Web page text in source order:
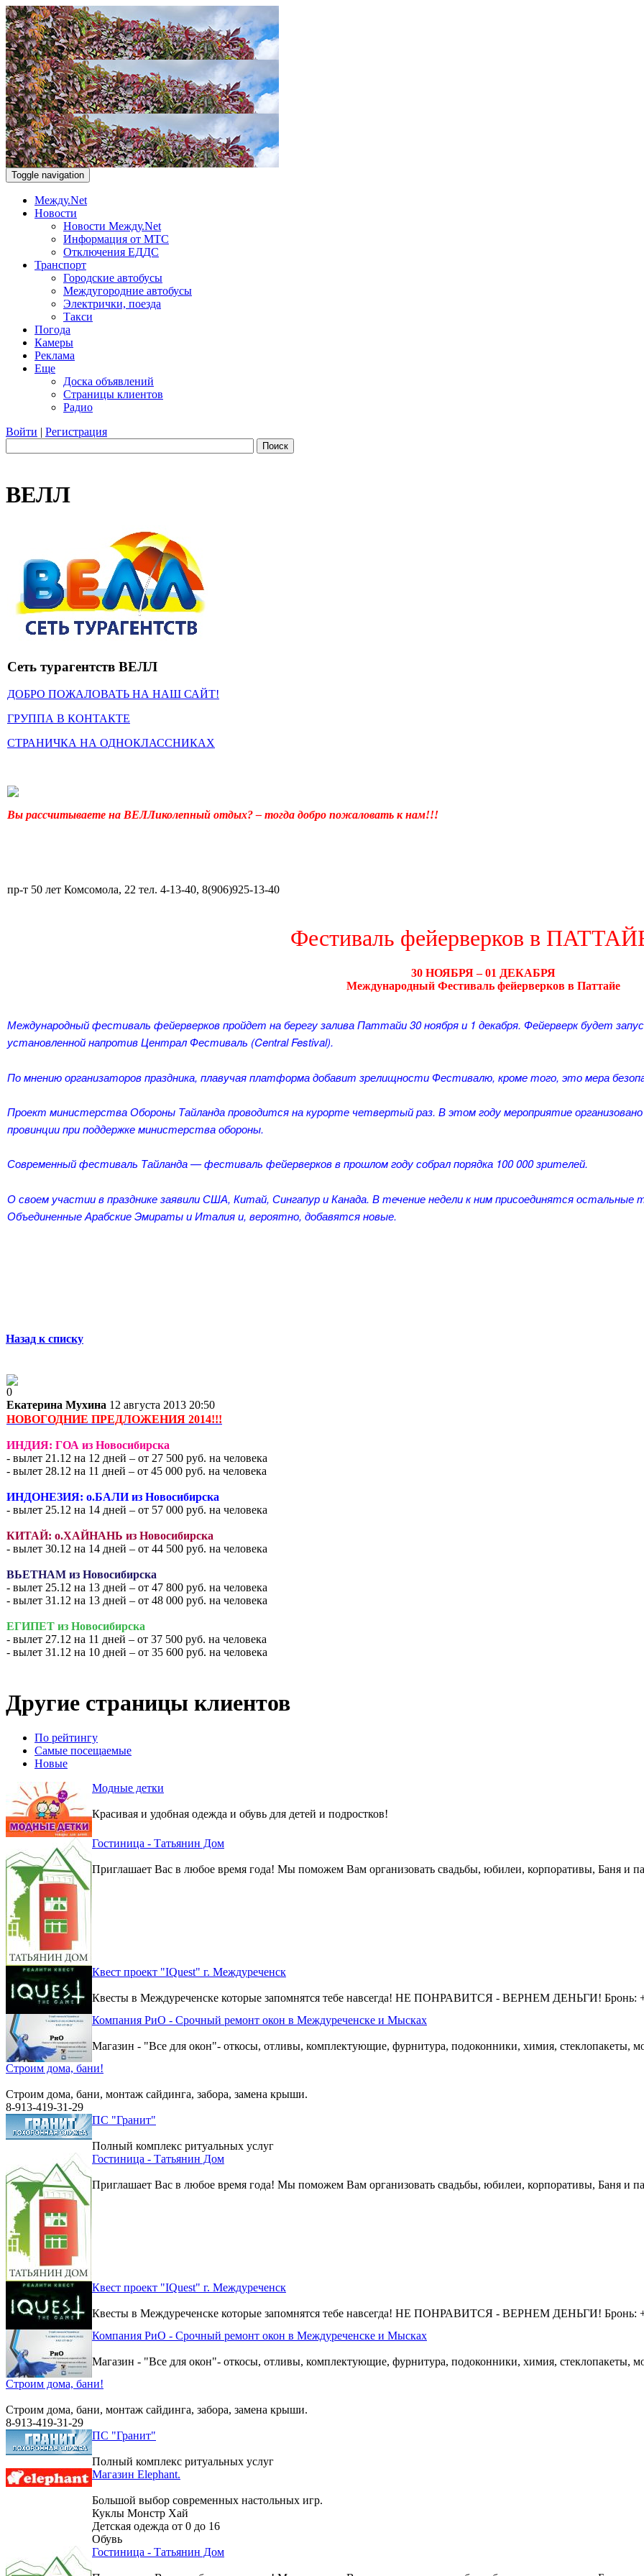
Toggle navigation
Между.Net
Новости
Новости Между.Net
Информация от МТС
Отключения ЕДДС
Транспорт
Городские автобусы
Междугородние автобусы
Электрички, поезда
Такси
Погода
Камеры
Реклама
Еще
Доска объявлений
Страницы клиентов
Радио
Войти | Регистрация
Поиск
ВЕЛЛ
Сеть турагентств ВЕЛЛ
ДОБРО ПОЖАЛОВАТЬ НА НАШ САЙТ!
ГРУППА В КОНТАКТЕ
СТРАНИЧКА НА ОДНОКЛАССНИКАХ
Вы рассчитываете на ВЕЛЛиколепный отдых? – тогда добро пожаловать к нам!!!
пр-т 50 лет Комсомола, 22 тел. 4-13-40, 8(906)925-13-40
Фестиваль фейерверков в
30 НОЯБРЯ – 01 ДЕКАБРЯ
Международный Фестиваль фейерверков в Паттайе
Международный фестиваль фейерверков пройдет на берегу залива Паттайи 30 ноября и 1 декабря. Фейерверк будет
установленной напротив Централ Фестиваль (Central Festival).
По мнению организаторов праздника, плавучая платформа добавит зрелищности Фестивалю, кроме того, это мера
Проект министерства Обороны Тайланда проводится на курорте четвертый раз. В этом году мероприятие
провинции при поддержке министерства обороны.
Современный фестиваль Тайланда — фестиваль фейерверков в прошлом году собрал порядка 100 000 зрителей.
О своем участии в празднике заявили США, Китай, Сингапур и Канада. В течение недели к ним присоединятся
Объединенные Арабские Эмираты и Италия и, вероятно, добавятся новые.
Назад к списку
0
Екатерина Мухина 12 августа 2013 20:50
НОВОГОДНИЕ ПРЕДЛОЖЕНИЯ 2014!!!
ИНДИЯ: ГОА из Новосибирска
- вылет 21.12 на 12 дней – от 27 500 руб. на человека
- вылет 28.12 на 11 дней – от 45 000 руб. на человека
ИНДОНЕЗИЯ: о.БАЛИ из Новосибирска
- вылет 25.12 на 14 дней – от 57 000 руб. на человека
КИТАЙ: о.ХАЙНАНЬ из Новосибирска
- вылет 30.12 на 14 дней – от 44 500 руб. на человека
ВЬЕТНАМ из Новосибирска
- вылет 25.12 на 13 дней – от 47 800 руб. на человека
- вылет 31.12 на 13 дней – от 48 000 руб. на человека
ЕГИПЕТ из Новосибирска
- вылет 27.12 на 11 дней – от 37 500 руб. на человека
- вылет 31.12 на 10 дней – от 35 600 руб. на человека
Другие страницы клиентов
По рейтингу
Самые посещаемые
Новые
Модные детки
Красивая и удобная одежда и обувь для детей и подростков!
Гостиница - Татьянин Дом
Приглашает Вас в любое время года! Мы поможем Вам организовать свадьбы, юбилеи, корпоративы, Баня и
Квест проект "IQuest" г. Междуреченск
Квесты в Междуреченске которые запомнятся тебе навсегда! НЕ ПОНРАВИТСЯ - ВЕРНЕМ ДЕНЬГИ! Бронь:
Компания РиО - Срочный ремонт окон в Междуреченске и Мысках
Магазин - "Все для окон"- откосы, отливы, комплектующие, фурнитура, подоконники, химия, стеклопакеты,
Строим дома, бани!
Строим дома, бани, монтаж сайдинга, забора, замена крыши.
8-913-419-31-29
ПС "Гранит"
Полный комплекс ритуальных услуг
Гостиница - Татьянин Дом
Приглашает Вас в любое время года! Мы поможем Вам организовать свадьбы, юбилеи, корпоративы, Баня и
Квест проект "IQuest" г. Междуреченск
Квесты в Междуреченске которые запомнятся тебе навсегда! НЕ ПОНРАВИТСЯ - ВЕРНЕМ ДЕНЬГИ! Бронь:
Компания РиО - Срочный ремонт окон в Междуреченске и Мысках
Магазин - "Все для окон"- откосы, отливы, комплектующие, фурнитура, подоконники, химия, стеклопакеты,
Строим дома, бани!
Строим дома, бани, монтаж сайдинга, забора, замена крыши.
8-913-419-31-29
ПС "Гранит"
Полный комплекс ритуальных услуг
Магазин Elephant.
Большой выбор современных настольных игр.
Куклы Монстр Хай
Детская одежда от 0 до 16
Обувь
Гостиница - Татьянин Дом